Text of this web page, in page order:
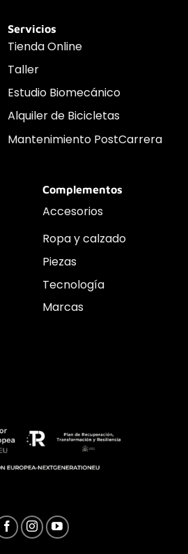
Servicios
Tienda Online
Taller
Estudio Biomecánico
Alquiler de Bicicletas
Mantenimiento PostCarrera
Complementos
Accesorios
Ropa y calzado
Piezas
Tecnología
Marcas